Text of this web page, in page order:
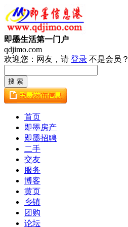
即墨生活第一门户
qdjimo.com
欢迎您：网友，请 登录 不是会员？
首页
即墨房产
即墨招聘
二手
交友
服务
博客
黄页
乡镇
团购
论坛